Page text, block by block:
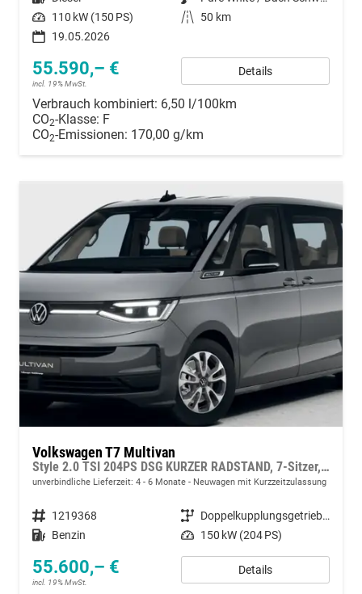
Leistung 110 kW (150 PS) Kilometerstand
50 km
19.05.2026
55.590,– €
incl. 19% MwSt.
Details
Verbrauch kombiniert: 6,50 l/100km
CO2-Klasse: F
CO2-Emissionen: 170,00 g/km
Volkswagen T7 Multivan
Style 2.0 TSI 204PS DSG KURZER RADSTAND, 7-Sitzer, 17" ALU, IQ LIGHT MATRIX, ELEKTR. SCHIEBETÜREN, 3Z-Climatronic, Sitzheizung, Beh. Frontscheibe, ParkAssist, Parksensoren v/h, AREA-VIEW-KAMERA, M-Lederlenkrad beheizt, App-Connect, Digital Cockpit Pro
unverbindliche Lieferzeit: 4 - 6 Monate Neuwagen mit Kurzzeitzulassung
Fahrzeugnummer 1219368 Getriebe
Doppelkupplungsgetriebe (DSG)
Kraftstoff Benzin Leistung 150 kW (204 PS)
55.600,– €
incl. 19% MwSt.
Details